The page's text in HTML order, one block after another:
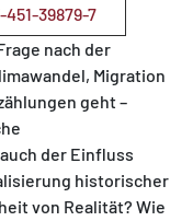
451-39879-7
nach der
Migration
geht –
der Einfluss
historischer
von Realität? Wie